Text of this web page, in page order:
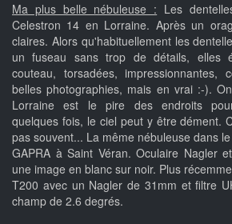
Ma plus belle nébuleuse : Les
Celestron 14 en Lorraine. Après un
claires. Alors qu'habituellement les
un fuseau sans trop de détails, elles
couteau, torsadées, impressionnantes,
belles photographies, mais en vrai :-).
Lorraine est le pire des endroits
quelques fois, le ciel peut y être dément.
pas souvent... La même nébuleuse dans
GAPRA à Saint Véran. Oculaire Nagler
une image en blanc sur noir. Plus
T200 avec un Nagler de 31mm et filtre
champ de 2.6 degrés.